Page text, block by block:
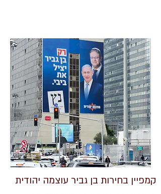
קמפיין בחירות בן גביר עוצמה יהודית